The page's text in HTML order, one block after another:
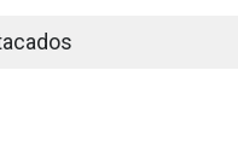
industrial y el golpe puede